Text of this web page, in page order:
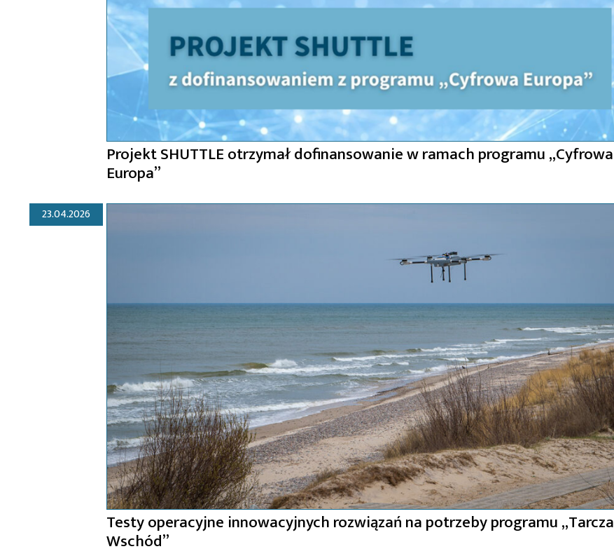
Projekt SHUTTLE otrzymał dofinansowanie w ramach programu „Cyfrowa
Europa”
23.04.2026
Testy operacyjne innowacyjnych rozwiązań na potrzeby programu „Tarcza
Wschód”